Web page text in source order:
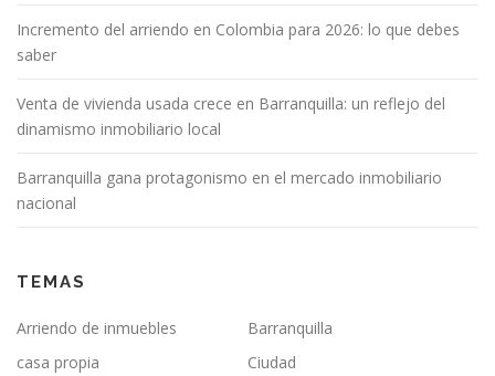
Incremento del arriendo en Colombia para 2026: lo que debes
saber
Venta de vivienda usada crece en Barranquilla: un reflejo del
dinamismo inmobiliario local
Barranquilla gana protagonismo en el mercado inmobiliario
nacional
TEMAS
Arriendo de inmuebles
Barranquilla
casa propia
Ciudad